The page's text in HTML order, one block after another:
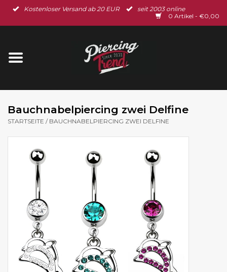
Kostenloser Versand ab 20 EUR
seit 2003 online
0 Artikel - €0,00
Startseite
Ohrschmuck
Gutscheine
% Sale %
BLOG
Bauchnabelpiercing zwei Delfine
STARTSEITE / BAUCHNABELPIERCING ZWEI DELFINE